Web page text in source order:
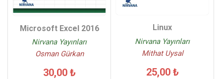
Microsoft Excel 2016
Nirvana Yayınları
Osman Gürkan
30,00 ₺
Linux
Nirvana Yayınları
Mithat Uysal
25,00 ₺